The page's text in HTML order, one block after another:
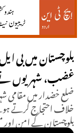
بلوچستان میں
غضب، شہریوں نے
ضلع خضدار میں
خلاف احتجاج کرتے ہوئے
بلوچستان کے امن